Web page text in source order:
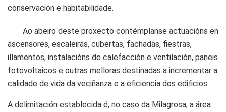
conservación e habitabilidade.
Ao abeiro deste proxecto contémplanse actuacións en
ascensores, escaleiras, cubertas, fachadas, fiestras,
illamentos, instalacións de calefacción e ventilación, paneis
fotovoltaicos e outras melloras destinadas a incrementar a
calidade de vida da veciñanza e a eficiencia dos edificios.
A delimitación establecida é, no caso da Milagrosa, a área